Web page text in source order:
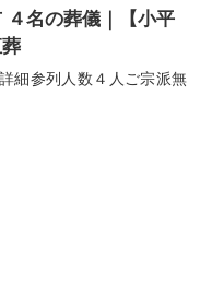
４名の葬儀｜【小平
細参列人数４人ご宗派無